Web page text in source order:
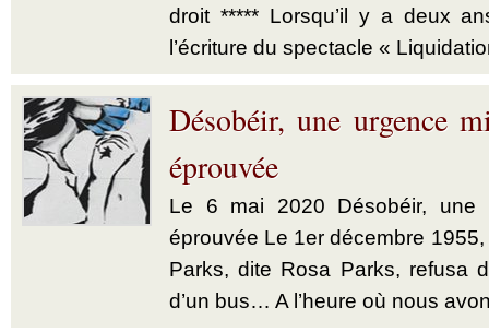
droit ***** Lorsqu’il y a deux
l’écriture du spectacle «
Désobéir, une urgence
éprouvée
Le 6 mai 2020 Désobéir, une
éprouvée Le 1er décembre
Parks, dite Rosa Parks, refusa
d’un bus… A l’heure où nous